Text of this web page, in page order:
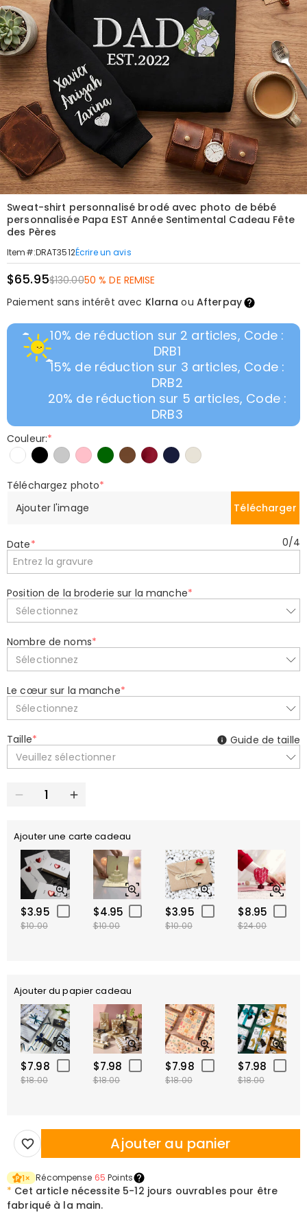
Sweat-shirt personnalisé brodé avec photo de bébé
personnalisée Papa EST Année Sentimental Cadeau Fête
des Pères
Item#:DRAT3512Écrire un avis
$65.95$130.0050 % DE REMISE
Paiement sans intérêt avec Klarna ou Afterpay
10% de réduction sur 2 articles, Code :
DRB1
15% de réduction sur 3 articles, Code :
DRB2
20% de réduction sur 5 articles, Code :
DRB3
Couleur:*
Téléchargez photo*
Ajouter l'image
Télécharger
Date* 0/4
Position de la broderie sur la manche*
Sélectionnez
Nombre de noms*
Sélectionnez
Le cœur sur la manche*
Sélectionnez
Taille*
Veuillez sélectionner
Guide de taille
Ajouter une carte cadeau
$3.95
$10.00
$4.95
$10.00
$3.95
$10.00
$8.95
$24.00
Ajouter du papier cadeau
$7.98
$18.00
$7.98
$18.00
$7.98
$18.00
$7.98
$18.00
Ajouter au panier
1× Récompense 65 Points
* Cet article nécessite 5-12 jours ouvrables pour être
fabriqué à la main.